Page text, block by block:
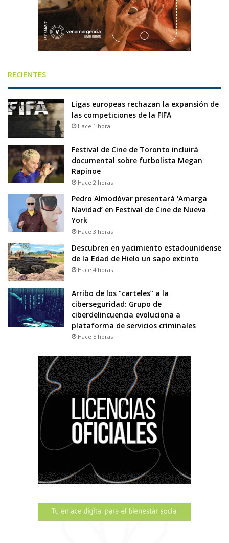
RECIENTES
Ligas europeas rechazan la expansión de
las competiciones de la FIFA
Hace 1 hora
Festival de Cine de Toronto incluirá
documental sobre futbolista Megan
Rapinoe
Hace 2 horas
Pedro Almodóvar presentará ‘Amarga
Navidad’ en Festival de Cine de Nueva
York
Hace 3 horas
Descubren en yacimiento estadounidense
de la Edad de Hielo un sapo extinto
Hace 4 horas
Arribo de los “carteles” a la
ciberseguridad: Grupo de
ciberdelincuencia evoluciona a
plataforma de servicios criminales
Hace 5 horas